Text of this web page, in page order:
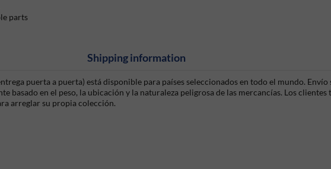
parts
Shipping information
puerta a puerta) está disponible para países seleccionados en todo el mundo. Envío
basado en el peso, la ubicación y la naturaleza peligrosa de las mercancías. Los clientes
arreglar su propia colección.